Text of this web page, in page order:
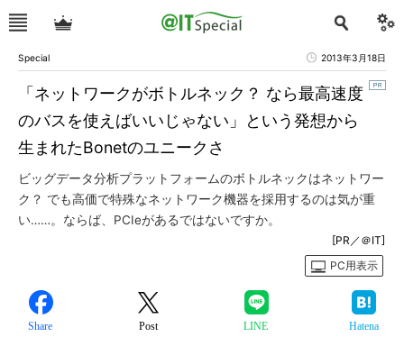
Special 2013年3月18日
「ネットワークがボトルネック？ なら最高速度
のバスを使えばいいじゃない」という発想から
生まれたBonetのユニークさ
ビッグデータ分析プラットフォームのボトルネックはネットワー
ク？ でも高価で特殊なネットワーク機器を採用するのは気が重
い……。ならば、PCIeがあるではないですか。
[PR／＠IT]
PC用表示
Share Post LINE Hatena